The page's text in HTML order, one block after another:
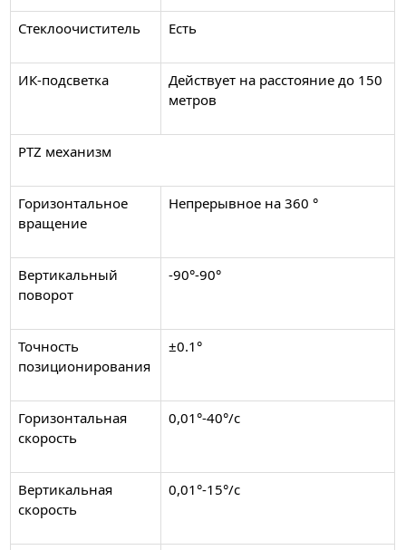
Стеклоочиститель Есть
ИК-подсветка
Действует на расстояние до 150
метров
PTZ механизм
Горизонтальное
вращение
Непрерывное на 360 °
Вертикальный
поворот
-90°-90°
Точность
позиционирования
±0.1°
Горизонтальная
скорость
0,01°-40°/с
Вертикальная
скорость
0,01°-15°/с